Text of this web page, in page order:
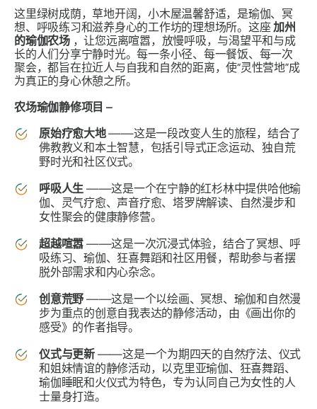
这里绿树成荫，草地开阔，小木屋温馨舒适，是瑜伽、冥
想、呼吸练习和滋养身心的工作坊的理想场所。这座加州
的瑜伽农场，让您远离喧嚣，放慢呼吸，与渴望平和与成
长的人们分享宁静时光。每一条小径、每一餐饭、每一次
聚会，都旨在拉近人与自我和自然的距离，使“灵性营地”成
为真正的身心休憩之所。
农场瑜伽静修项目 –
原始疗愈大地——这是一段改变人生的旅程，结合了
佛教教义和本土智慧，包括引导式正念运动、独自荒
野时光和社区仪式。
呼吸人生 ——这是一个在宁静的红杉林中提供哈他瑜
伽、灵气疗愈、声音疗愈、塔罗牌解读、自然漫步和
女性聚会的健康静修营。
超越喧嚣 ——这是一次沉浸式体验，结合了冥想、呼
吸练习、瑜伽、狂喜舞蹈和社区用餐，帮助参与者摆
脱外部需求和内心杂念。
创意荒野 ——这是一个以绘画、冥想、瑜伽和自然漫
步为重点的创意自我表达的静修活动，由《画出你的
感受》的作者指导。
仪式与更新——这是一个为期四天的自然疗法、仪式
和姐妹情谊的静修活动，以克里亚瑜伽、狂喜舞蹈、
瑜伽睡眠和火仪式为特色，专为认同自己为女性的人
士量身打造。